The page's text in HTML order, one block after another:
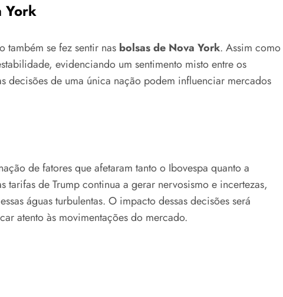
York
se fez sentir nas bolsas de Nova York. Assim como
evidenciando um sentimento misto entre os
decisões de uma única nação podem influenciar mercados
de fatores que afetaram tanto o Ibovespa quanto a
de Trump continua a gerar nervosismo e incertezas,
águas turbulentas. O impacto dessas decisões será
atento às movimentações do mercado.